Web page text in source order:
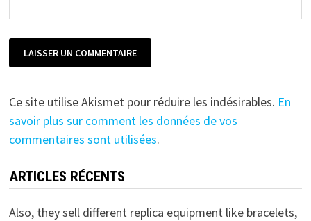
Ce site utilise Akismet pour réduire les indésirables. En
savoir plus sur comment les données de vos
commentaires sont utilisées.
ARTICLES RÉCENTS
Also, they sell different replica equipment like bracelets,